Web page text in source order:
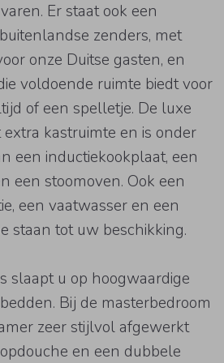
Er staat ook een
zenders, met
onze Duitse gasten, en
voldoende ruimte biedt voor
of een spelletje. De luxe
kastruimte en is onder
een inductiekookplaat, een
een stoomoven. Ook een
een vaatwasser en een
staan tot uw beschikking.
slaapt u op hoogwaardige
Bij de masterbedroom
zeer stijlvol afgewerkt
en een dubbele